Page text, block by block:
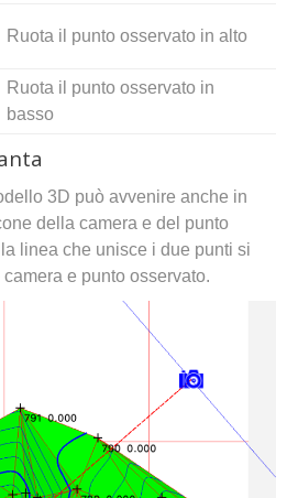
Ruota il punto osservato in alto
Ruota il punto osservato in
basso
3D può avvenire anche in
della camera e del punto
linea che unisce i due punti si
e punto osservato.